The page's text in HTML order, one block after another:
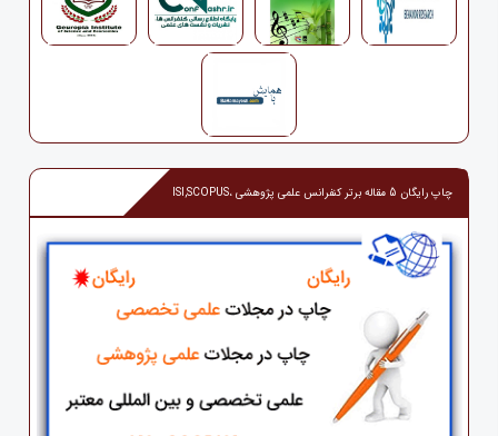
چاپ رایگان 5 مقاله برتر کنفرانس علمی پژوهشی ،ISI,SCOPUS